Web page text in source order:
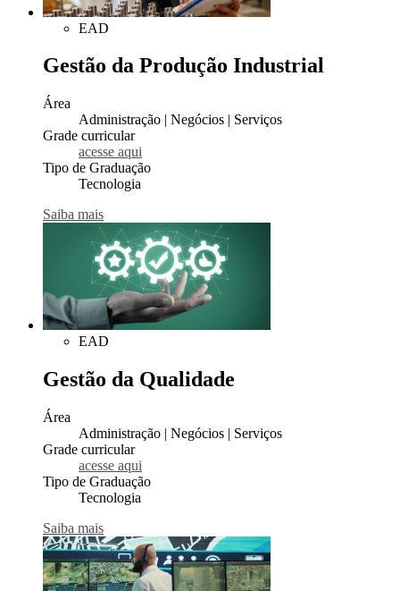
EAD
Gestão da Produção Industrial
Área
Administração | Negócios | Serviços
Grade curricular
acesse aqui
Tipo de Graduação
Tecnologia
Saiba mais
EAD
Gestão da Qualidade
Área
Administração | Negócios | Serviços
Grade curricular
acesse aqui
Tipo de Graduação
Tecnologia
Saiba mais